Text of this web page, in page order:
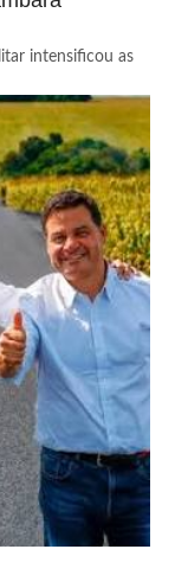
intensificou as